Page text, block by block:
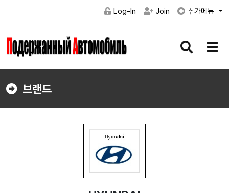
Log-In Join 추가메뉴
검
버
메
버
브랜드